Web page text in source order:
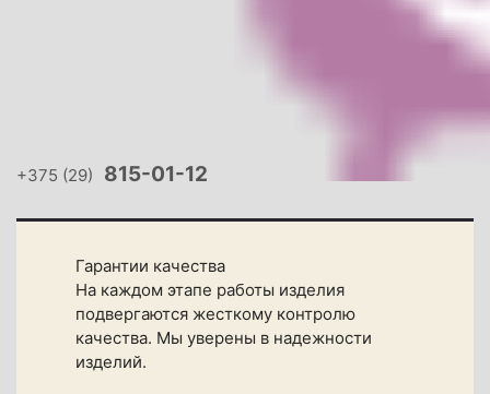
+375 (29) 815-01-12
Гарантии качества
На каждом этапе работы изделия
подвергаются жесткому контролю
качества. Мы уверены в надежности
изделий.